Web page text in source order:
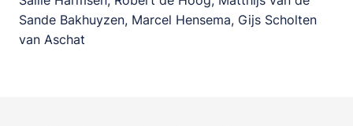
Sande Bakhuyzen, Marcel Hensema, Gijs Scholten
van Aschat